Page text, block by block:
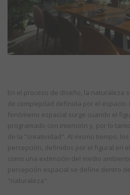
En el proceso de diseño, la naturaleza
de complejidad definida por el espacio.
fenómeno espacial surge cuando el
programado con intención y, por lo
de la "creatividad". Al mismo tiempo,
percepción, definidos por el figural en
como una extensión del medio
percepción espacial se define dentro
"naturaleza".